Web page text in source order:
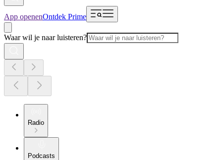
App openenOntdek Prime
Waar wil je naar luisteren?
Radio
Podcasts